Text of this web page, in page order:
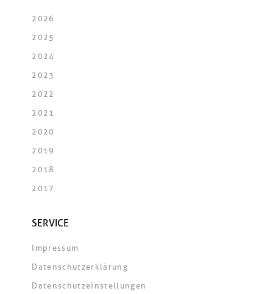
2026
2025
2024
2023
2022
2021
2020
2019
2018
2017
SERVICE
Impressum
Datenschutzerklärung
Datenschutzeinstellungen